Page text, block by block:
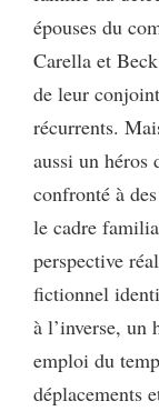
épouses du
Carella et Beck
de leur
récurrents.
aussi un héros
confronté à
le cadre
perspective
fictionnel
à l’inverse, un
emploi du
déplacements